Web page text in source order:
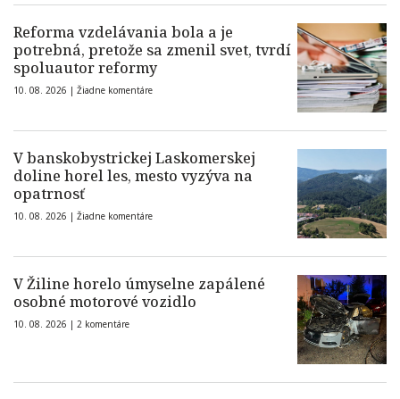
Reforma vzdelávania bola a je
potrebná, pretože sa zmenil svet, tvrdí
spoluautor reformy
10. 08. 2026 | Žiadne komentáre
V banskobystrickej Laskomerskej
doline horel les, mesto vyzýva na
opatrnosť
10. 08. 2026 | Žiadne komentáre
V Žiline horelo úmyselne zapálené
osobné motorové vozidlo
10. 08. 2026 | 2 komentáre